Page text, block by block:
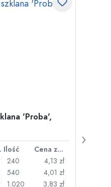
'Proba',
Ilość
Cena za sztukę
240
4,13 zł
540
4,01 zł
1.020
3,83 zł